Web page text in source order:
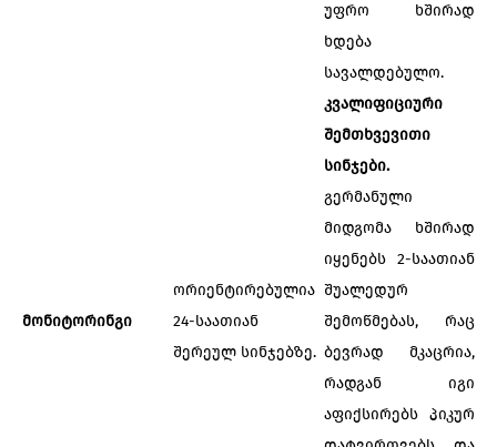
უფრო ხშირად
ხდება
სავალდებულო.
მონიტორინგი
ორიენტირებულია
24-საათიან
შერეულ სინჯებზე.
კვალიფიციური
შემთხვევითი
სინჯები.
გერმანული
მიდგომა ხშირად
იყენებს 2-საათიან
შუალედურ
შემოწმებას, რაც
ბევრად მკაცრია,
რადგან იგი
აფიქსირებს პიკურ